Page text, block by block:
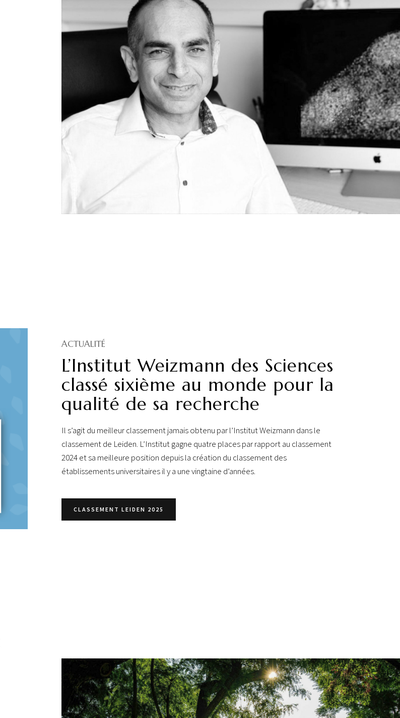
ACTUALITÉ
L’Institut Weizmann des Sciences
classé sixième au monde pour la
qualité de sa recherche
Il s’agit du meilleur classement jamais obtenu par l’Institut Weizmann dans le
classement de Leiden. L’Institut gagne quatre places par rapport au classement
2024 et sa meilleure position depuis la création du classement des
établissements universitaires il y a une vingtaine d’années.
CLASSEMENT LEIDEN 2025